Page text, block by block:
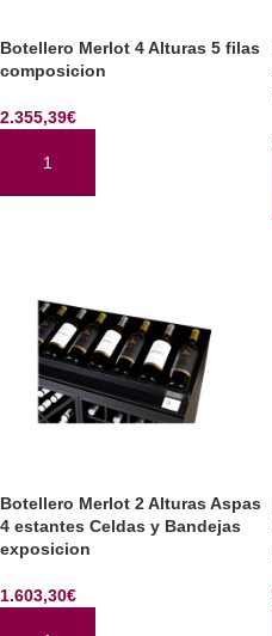
Botellero Merlot 4 Alturas 5 filas
composicion
2.355,39€
AÑADIR AL CARRITO
Botellero Merlot 2 Alturas Aspas
4 estantes Celdas y Bandejas
exposicion
1.603,30€